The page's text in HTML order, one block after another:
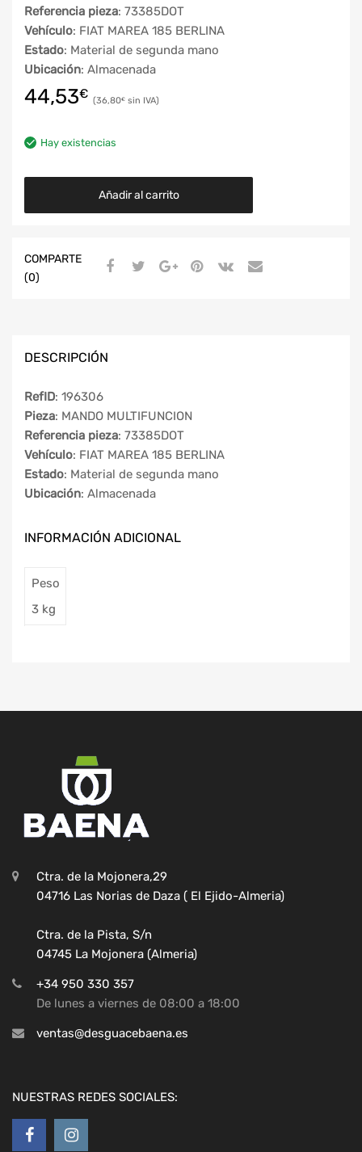
Referencia pieza: 73385DOT
Vehículo: FIAT MAREA 185 BERLINA
Estado: Material de segunda mano
Ubicación: Almacenada
44,53€ 36,80€
Hay existencias
Añadir al carrito
COMPARTE
(0)
DESCRIPCIÓN
RefID: 196306
Pieza: MANDO MULTIFUNCION
Referencia pieza: 73385DOT
Vehículo: FIAT MAREA 185 BERLINA
Estado: Material de segunda mano
Ubicación: Almacenada
INFORMACIÓN ADICIONAL
Peso
3 kg
Ctra. de la Mojonera,29
04716 Las Norias de Daza ( El Ejido-Almeria)
Ctra. de la Pista, S/n
04745 La Mojonera (Almeria)
+34 950 330 357
De lunes a viernes de 08:00 a 18:00
ventas@desguacebaena.es
NUESTRAS REDES SOCIALES: